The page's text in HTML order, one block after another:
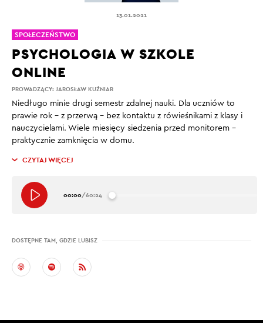
13.01.2021
PROWADZĄCY: JAROSŁAW KUŹNIAR
PSYCHOLOGIA W SZKOLE
ONLINE
Niedługo minie drugi semestr zdalnej nauki. Dla uczniów to
prawie rok – z przerwą – bez kontaktu z rówieśnikami z klasy i
nauczycielami. Wiele miesięcy siedzenia przed monitorem –
praktycznie zamknięcia w domu.
CZYTAJ WIĘCEJ
00:00/60:24
DOSTĘPNE TAM, GDZIE LUBISZ
SPOŁECZEŃSTWO